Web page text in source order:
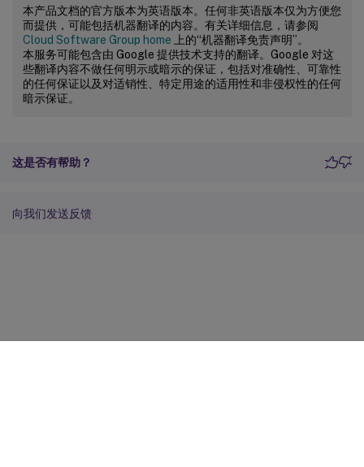
本产品文档的官方版本为英语版本。任何非英语版本仅为方便您
而提供，可能包括机器翻译的内容。有关详细信息，请参阅
Cloud Software Group home 上的“机器翻译免责声明”。
本服务可能包含由 Google 提供技术支持的翻译。Google 对这
些翻译内容不做任何明示或暗示的保证，包括对准确性、可靠性
的任何保证以及对适销性、特定用途的适用性和非侵权性的任何
暗示保证。
这是否有帮助？
向我们发送反馈